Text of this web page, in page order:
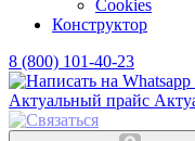
Cookies
Конструктор
8 (800) 101-40-23
Актуальный прайс